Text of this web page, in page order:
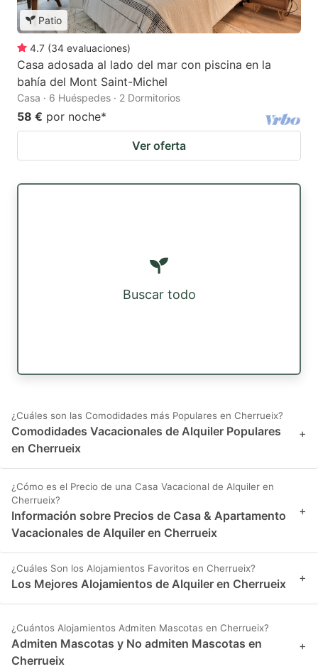
Patio
4.7 (34 evaluaciones)
Casa adosada al lado del mar con piscina en la
bahía del Mont Saint-Michel
Casa · 6 Huéspedes · 2 Dormitorios
58 € por noche*
Ver oferta
Buscar todo
¿Cuáles son las Comodidades más Populares en Cherrueix?
Comodidades Vacacionales de Alquiler Populares
en Cherrueix
+
¿Cómo es el Precio de una Casa Vacacional de Alquiler en
Cherrueix?
Información sobre Precios de Casa & Apartamento
Vacacionales de Alquiler en Cherrueix
+
¿Cuáles Son los Alojamientos Favoritos en Cherrueix?
Los Mejores Alojamientos de Alquiler en Cherrueix +
¿Cuántos Alojamientos Admiten Mascotas en Cherrueix?
Admiten Mascotas y No admiten Mascotas en
Cherrueix
+